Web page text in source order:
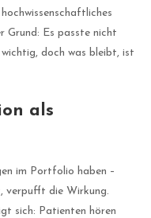
Grund: Es passte nicht
doch was bleibt, ist
als
im Portfolio haben –
verpufft die Wirkung.
sich: Patienten hören